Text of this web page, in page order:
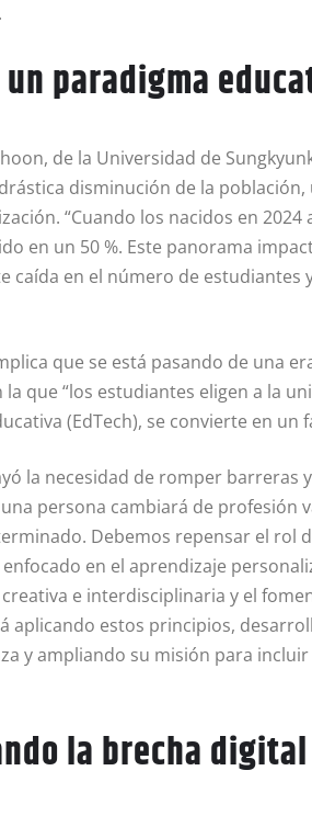
paradigma
de la Universidad de
disminución de la
“Cuando los nacidos en
en un 50 %. Este panorama
caída en el número de estudiantes
que se está pasando de una
la que “los estudiantes eligen a la
(EdTech), se convierte en un
la necesidad de romper
persona cambiará de profesión
Debemos repensar el rol
en el aprendizaje
e interdisciplinaria y el
aplicando estos principios,
y ampliando su misión para
la brecha